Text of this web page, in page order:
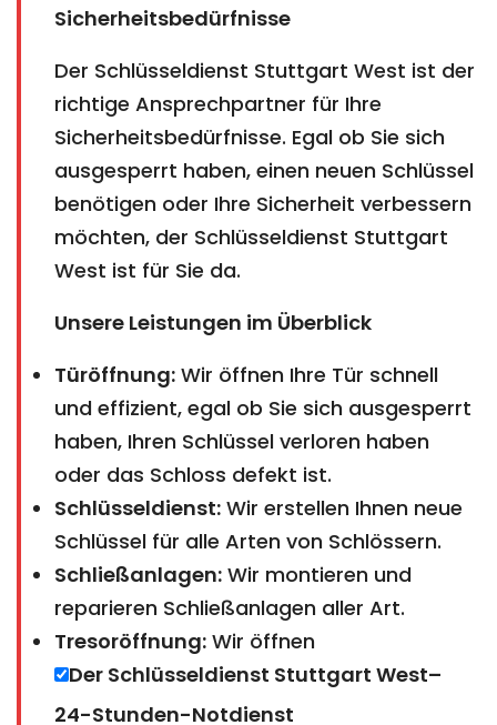
Sicherheitsbedürfnisse
Der Schlüsseldienst Stuttgart West ist der
richtige Ansprechpartner für Ihre
Sicherheitsbedürfnisse. Egal ob Sie sich
ausgesperrt haben, einen neuen Schlüssel
benötigen oder Ihre Sicherheit verbessern
möchten, der Schlüsseldienst Stuttgart
West ist für Sie da.
Unsere Leistungen im Überblick
Türöffnung: Wir öffnen Ihre Tür schnell
und effizient, egal ob Sie sich ausgesperrt
haben, Ihren Schlüssel verloren haben
oder das Schloss defekt ist.
Schlüsseldienst: Wir erstellen Ihnen neue
Schlüssel für alle Arten von Schlössern.
Schließanlagen: Wir montieren und
reparieren Schließanlagen aller Art.
Tresoröffnung: Wir öffnen
Der Schlüsseldienst Stuttgart West–
24-Stunden-Notdienst